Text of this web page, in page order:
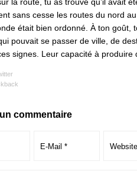
sans cesse les routes du nord
était bien ordonné. À ton goût,
pouvait se passer de ville, de
signes. Leur capacité à produire
commentaire